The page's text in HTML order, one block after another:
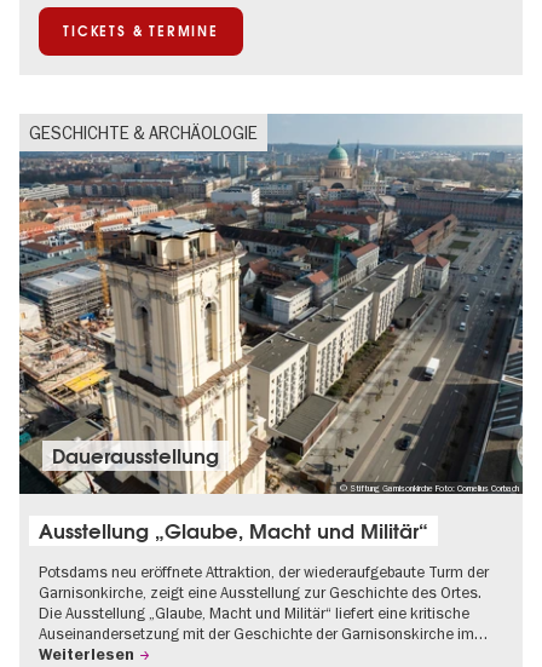
TICKETS & TERMINE
GESCHICHTE & ARCHÄOLOGIE
© Stiftung Garnisonkirche Foto: Cornelius Corbach
Dauer­aus­stel­lung
Ausstellung „Glaube, Macht und Militär“
Potsdams neu eröffnete Attraktion, der wiederaufgebaute Turm der
Garnisonkirche, zeigt eine Ausstellung zur Geschichte des Ortes.
Die Ausstellung „Glaube, Macht und Militär“ liefert eine kritische
Auseinandersetzung mit der Geschichte der Garnisonskirche im…
Weiterlesen